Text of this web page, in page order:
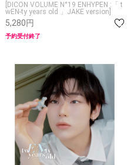
[DICON VOLUME N°19 ENHYPEN :「 t
wEN-ty years old 」JAKE version]
5,280円
予約受付終了